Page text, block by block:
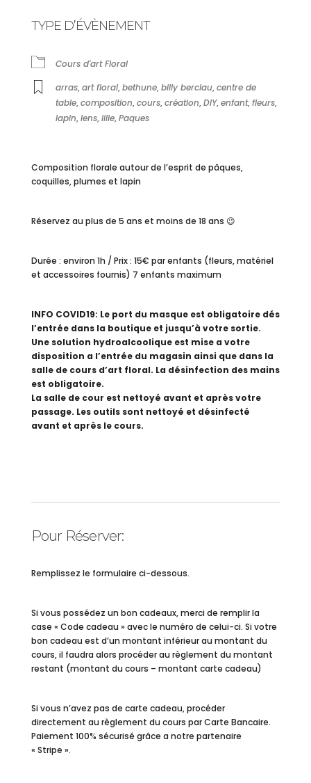
TYPE D’ÉVÈNEMENT
Cours d'art Floral
arras,art floral,bethune,billy berclau,centre de
table,composition,cours,création,DIY,enfant,fleurs,
lapin,lens,lille,Paques
Composition florale autour de l’esprit de pâques,
coquilles, plumes et lapin
Réservez au plus de 5 ans et moins de 18 ans 😉
Durée : environ 1h / Prix : 15€ par enfants (fleurs, matériel
et accessoires fournis) 7 enfants maximum
INFO COVID19: Le port du masque est obligatoire dés
l’entrée dans la boutique et jusqu’à votre sortie.
Une solution hydroalcoolique est mise a votre
disposition a l’entrée du magasin ainsi que dans la
salle de cours d’art floral. La désinfection des mains
est obligatoire.
La salle de cour est nettoyé avant et après votre
passage. Les outils sont nettoyé et désinfecté
avant et après le cours.
Pour Réserver:
Remplissez le formulaire ci-dessous.
Si vous possédez un bon cadeaux, merci de remplir la
case « Code cadeau » avec le numéro de celui-ci. Si votre
bon cadeau est d’un montant inférieur au montant du
cours, il faudra alors procéder au règlement du montant
restant (montant du cours – montant carte cadeau)
Si vous n’avez pas de carte cadeau, procéder
directement au règlement du cours par Carte Bancaire.
Paiement 100% sécurisé grâce a notre partenaire
« Stripe ».